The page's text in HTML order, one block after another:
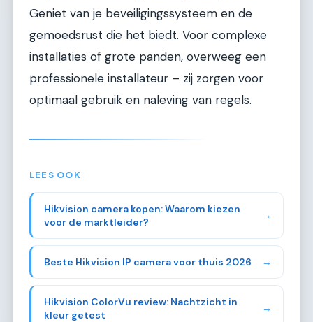
Geniet van je beveiligingssysteem en de
gemoedsrust die het biedt. Voor complexe
installaties of grote panden, overweeg een
professionele installateur – zij zorgen voor
optimaal gebruik en naleving van regels.
LEES OOK
Hikvision camera kopen: Waarom kiezen
voor de marktleider?
→
Beste Hikvision IP camera voor thuis 2026 →
Hikvision ColorVu review: Nachtzicht in
kleur getest
→